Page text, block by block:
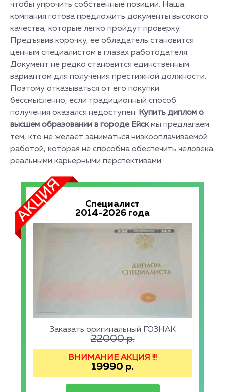
чтобы упрочить собственные позиции. Наша
компания готова предложить документы высокого
качества, которые легко пройдут проверку.
Предъявив корочку, ее обладатель становится
ценным специалистом в глазах работодателя.
Документ не редко становится единственным
вариантом для получения престижной должности.
Поэтому отказываться от его покупки
бессмысленно, если традиционный способ
получения оказался недоступен. Купить диплом о
высшем образовании в городе Ейскмы предлагаем
тем, кто не желает заниматься низкооплачиваемой
работой, которая не способна обеспечить человека
реальными карьерными перспективами.
Специалист
2014-2026 года
Заказать оригинальный ГОЗНАК
22000р.
ВНИМАНИЕ АКЦИЯ !!!
19990 р.